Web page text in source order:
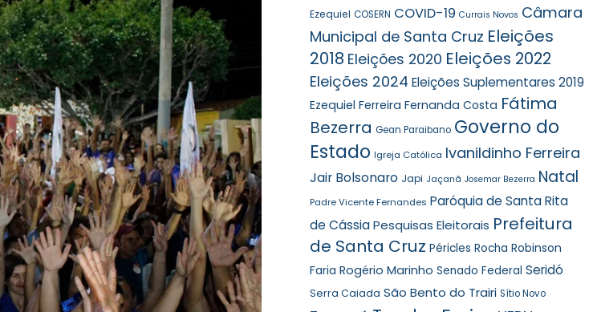
Ezequiel COSERN COVID-19 Currais Novos Câmara
Municipal de Santa Cruz Eleições
2018 Eleições 2020 Eleições 2022
Eleições 2024 Eleições Suplementares 2019
Ezequiel Ferreira Fernanda Costa Fátima
Bezerra Gean Paraibano Governo do
Estado Igreja Católica Ivanildinho Ferreira
Jair Bolsonaro Japi Jaçanã Josemar Bezerra Natal
Padre Vicente Fernandes Paróquia de Santa Rita
de Cássia Pesquisas Eleitorais Prefeitura
de Santa Cruz Péricles Rocha Robinson
Faria Rogério Marinho Senado Federal Seridó
Serra Caiada São Bento do Trairi Sítio Novo